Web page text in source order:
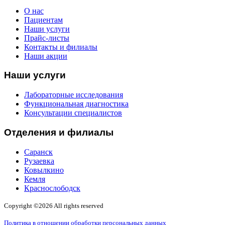
О нас
Пациентам
Наши услуги
Прайс-листы
Контакты и филиалы
Наши акции
Наши услуги
Лабораторные исследования
Функциональная диагностика
Консультации специалистов
Отделения и филиалы
Саранск
Рузаевка
Ковылкино
Кемля
Краснослободск
Copyright ©2026 All rights reserved
Политика в отношении обработки персональных данных